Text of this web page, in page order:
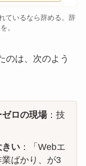
ているなら辞める。辞
。
のは、次のよう
ロの現場：技
い：「Webエ
ばかり、が3